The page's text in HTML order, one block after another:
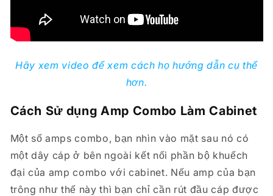
Hãy xem video để xem cách họ hướng dẫn cụ thể
hơn.
Cách Sử dụng Amp Combo Làm Cabinet
Một số amps combo, bạn nhìn vào mặt sau nó có
một dây cáp ở bên ngoài kết nối phần bộ khuếch
đại của amp combo với cabinet. Nếu amp của bạn
trông như thế này thì bạn chỉ cần rút đầu cáp được